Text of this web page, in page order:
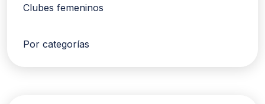
Clubes femeninos
Por categorías